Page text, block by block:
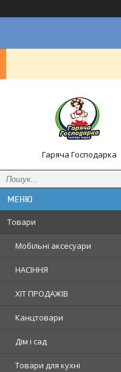
Гаряча Господарка
Товари
Мобільні аксесуари
НАСІННЯ
ХІТ ПРОДАЖІВ
Канцтовари
Дім і сад
Товари для кухні